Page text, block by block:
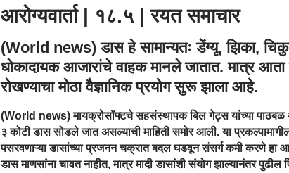
आरोग्यवार्ता | १८.५ | रयत समाचार
(World news) डास हे सामान्यतः डेंग्यू, झिका,
धोकादायक आजारांचे वाहक मानले जातात. मात्र
रोखण्याचा मोठा वैज्ञानिक प्रयोग सुरू झाला आहे.
(World news) मायक्रोसॉफ्टचे सहसंस्थापक बिल गेट्स यांच्या
३ कोटी डास सोडले जात असल्याची माहिती समोर आली. या
पसरवणाऱ्या डासांच्या प्रजनन चक्रात बदल घडवून संसर्ग कमी करणे हा
डास माणसांना चावत नाहीत, मात्र मादी डासांशी संयोग झाल्यानंतर पुढील